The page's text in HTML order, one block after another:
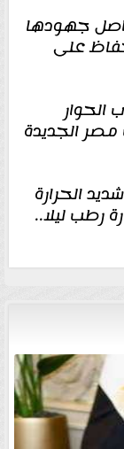
جهودها
على
الحوار
الجديدة
الحرارة
رطب ليلا..